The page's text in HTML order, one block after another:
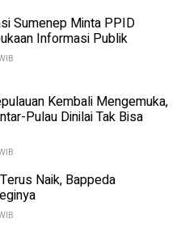
Sumenep Minta PPID
Informasi Publik
Kembali Mengemuka,
Pulau Dinilai Tak Bisa
Naik, Bappeda